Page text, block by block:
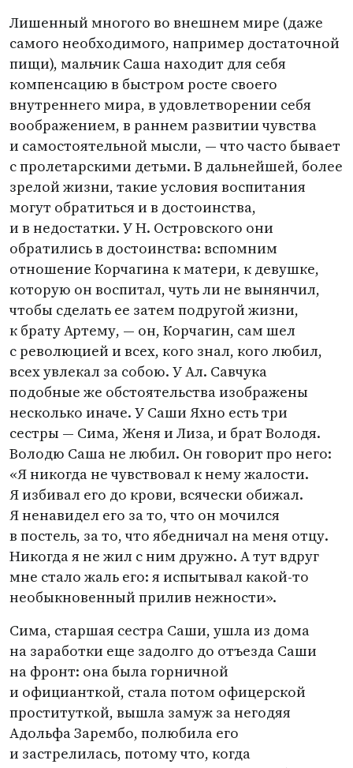
Лишенный многого во внешнем мире (даже
самого необходимого, например достаточной
пищи), мальчик Саша находит для себя
компенсацию в быстром росте своего
внутреннего мира, в удовлетворении себя
воображением, в раннем развитии чувства
и самостоятельной мысли, — что часто бывает
с пролетарскими детьми. В дальнейшей, более
зрелой жизни, такие условия воспитания
могут обратиться и в достоинства,
и в недостатки. У Н. Островского они
обратились в достоинства: вспомним
отношение Корчагина к матери, к девушке,
которую он воспитал, чуть ли не вынянчил,
чтобы сделать ее затем подругой жизни,
к брату Артему, — он, Корчагин, сам шел
с революцией и всех, кого знал, кого любил,
всех увлекал за собою. У Ал. Савчука
подобные же обстоятельства изображены
несколько иначе. У Саши Яхно есть три
сестры — Сима, Женя и Лиза, и брат Володя.
Володю Саша не любил. Он говорит про него:
«Я никогда не чувствовал к нему жалости.
Я избивал его до крови, всячески обижал.
Я ненавидел его за то, что он мочился
в постель, за то, что ябедничал на меня отцу.
Никогда я не жил с ним дружно. А тут вдруг
мне стало жаль его: я испытывал какой-то
необыкновенный прилив нежности».
Сима, старшая сестра Саши, ушла из дома
на заработки еще задолго до отъезда Саши
на фронт: она была горничной
и официанткой, стала потом офицерской
проституткой, вышла замуж за негодяя
Адольфа Зарембо, полюбила его
и застрелилась, потому что, когда